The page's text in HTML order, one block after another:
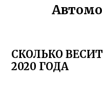
СКОЛЬКО ВЕСИТ
2020 ГОДА